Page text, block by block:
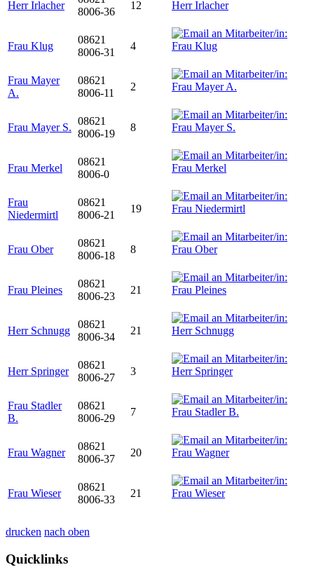
Herr Irlacher
8006-36
12
Frau Klug
08621
8006-31
4
Frau Mayer
A.
08621
8006-11
2
Frau Mayer S.
08621
8006-19
8
Frau Merkel
08621
8006-0
Frau
Niedermirtl
08621
8006-21
19
Frau Ober
08621
8006-18
8
Frau Pleines
08621
8006-23
21
Herr Schnugg
08621
8006-34
21
Herr Springer
08621
8006-27
3
Frau Stadler
B.
08621
8006-29
7
Frau Wagner
08621
8006-37
20
Frau Wieser
08621
8006-33
21
drucken nach oben
Quicklinks